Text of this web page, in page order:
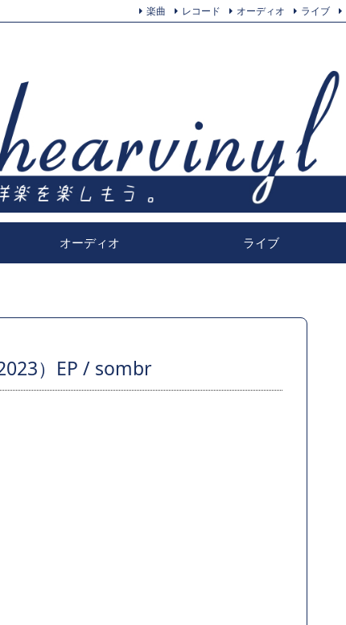
オーディオ ライブ
楽曲 レコード オーディオ ライブ
）EP / sombr